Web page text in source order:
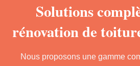
Solutions
rénovation de
Nous proposons une gamme